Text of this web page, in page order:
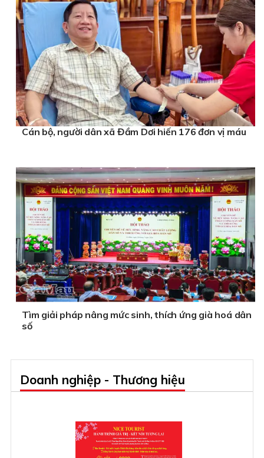
Cán bộ, người dân xã Đầm Dơi hiến 176 đơn vị máu
Tìm giải pháp nâng mức sinh, thích ứng già hoá dân
số
Doanh nghiệp - Thương hiệu